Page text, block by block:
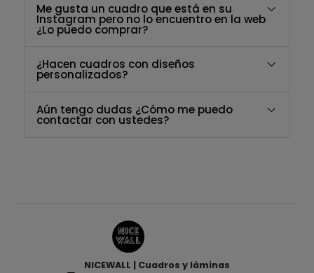
Me gusta un cuadro que está en su
Instagram pero no lo encuentro en la web
¿Lo puedo comprar?
¿Hacen cuadros con diseños
personalizados?
Aún tengo dudas ¿Cómo me puedo
contactar con ustedes?
NICEWALL | Cuadros y láminas